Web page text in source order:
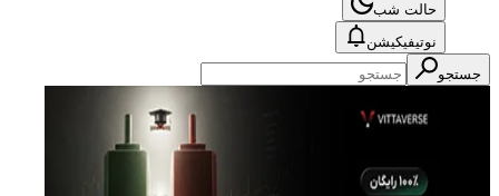
حالت شب
نوتیفیکیشن
جستجو